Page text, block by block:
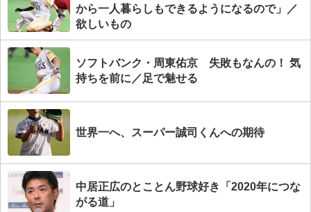
から一人暮らしもできるようになるので」／
欲しいもの
ソフトバンク・周東佑京 失敗もなんの！ 気
持ちを前に／足で魅せる
世界一へ、スーパー誠司くんへの期待
中居正広のとことん野球好き「2020年につな
がる道」